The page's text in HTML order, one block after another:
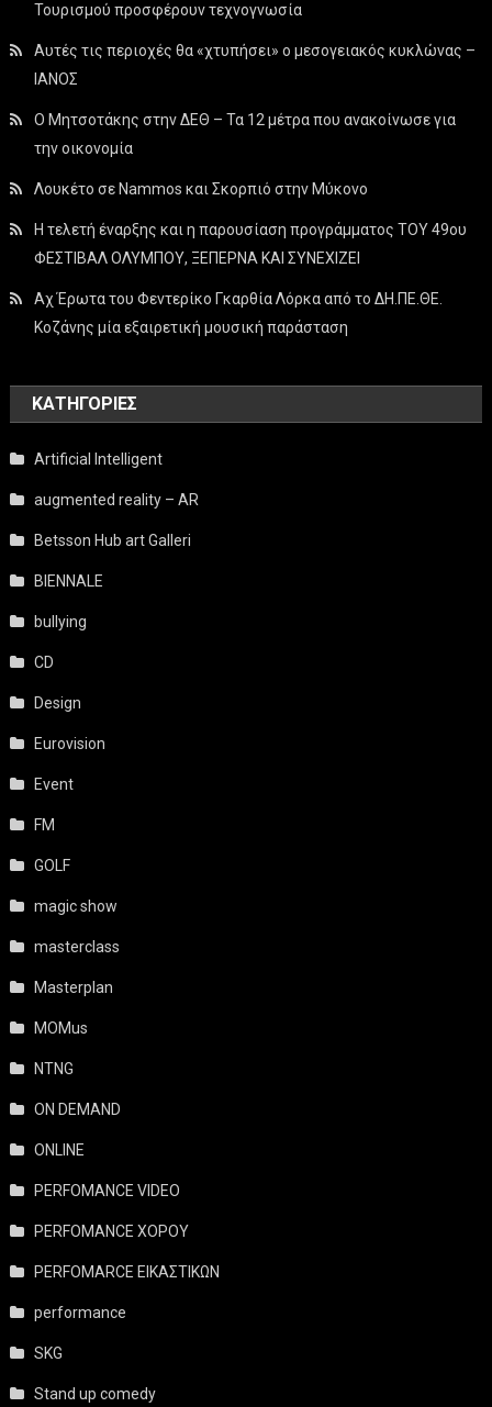
Τουρισμού προσφέρουν τεχνογνωσία
Αυτές τις περιοχές θα «χτυπήσει» ο μεσογειακός κυκλώνας –
ΙΑΝΟΣ
Ο Μητσοτάκης στην ΔΕΘ – Τα 12 μέτρα που ανακοίνωσε για
την οικονομία
Λουκέτο σε Nammos και Σκορπιό στην Μύκονο
Η τελετή έναρξης και η παρουσίαση προγράμματος ΤΟΥ 49ου
ΦΕΣΤΙΒΑΛ ΟΛΥΜΠΟΥ, ΞΕΠΕΡΝΑ ΚΑΙ ΣΥΝΕΧΙΖΕΙ
Αχ Έρωτα του Φεντερίκο Γκαρθία Λόρκα από το ΔΗ.ΠΕ.ΘΕ.
Κοζάνης μία εξαιρετική μουσική παράσταση
KΑΤΗΓΟΡΊΕΣ
Artificial Intelligent
augmented reality – AR
Betsson Hub art Galleri
BIENNALE
bullying
CD
Design
Eurovision
Event
FM
GOLF
magic show
masterclass
Masterplan
MOMus
NTNG
ON DEMAND
ONLINE
PERFOMANCE VIDEO
PERFOMANCE ΧΟΡΟΥ
PERFOMARCE ΕΙΚΑΣΤΙΚΩΝ
performance
SKG
Stand up comedy